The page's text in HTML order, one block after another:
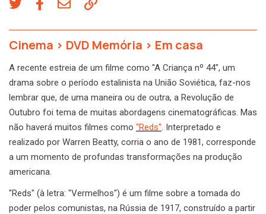
Cinema > DVD Memória > Em casa
A recente estreia de um filme como "A Criança nº 44", um
drama sobre o período estalinista na União Soviética, faz-nos
lembrar que, de uma maneira ou de outra, a Revolução de
Outubro foi tema de muitas abordagens cinematográficas. Mas
não haverá muitos filmes como "Reds". Interpretado e
realizado por Warren Beatty, corria o ano de 1981, corresponde
a um momento de profundas transformações na produção
americana.
"Reds" (à letra: "Vermelhos") é um filme sobre a tomada do
poder pelos comunistas, na Rússia de 1917, construído a partir